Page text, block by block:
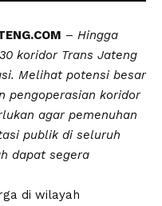
– Hingga
koridor Trans Jateng
Melihat potensi besar
pengoperasian koridor
agar pemenuhan
publik di seluruh
dapat segera
di wilayah